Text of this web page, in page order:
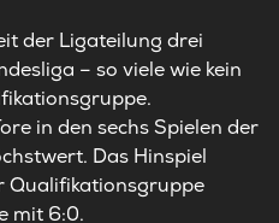
der Ligateilung drei
– so viele wie kein
in den sechs Spielen der
Das Hinspiel
Qualifikationsgruppe
mit 6:0.